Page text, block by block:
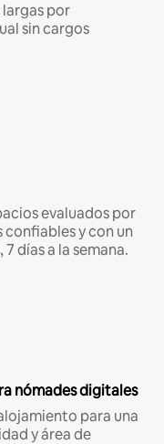
largas por
sin cargos
evaluados por
confiables y con un
días a la semana.
nómades digitales
para una
y área de